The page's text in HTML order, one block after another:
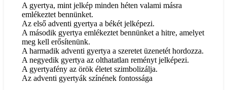
A gyertya, mint jelkép minden héten valami másra
emlékeztet bennünket.
Az első adventi gyertya a békét jelképezi.
A második gyertya emlékeztet bennünket a hitre, amelyet
meg kell erősítenünk.
A harmadik adventi gyertya a szeretet üzenetét hordozza.
A negyedik gyertya az olthatatlan reményt jelképezi.
A gyertyafény az örök életet szimbolizálja.
Az adventi gyertyák színének fontossága